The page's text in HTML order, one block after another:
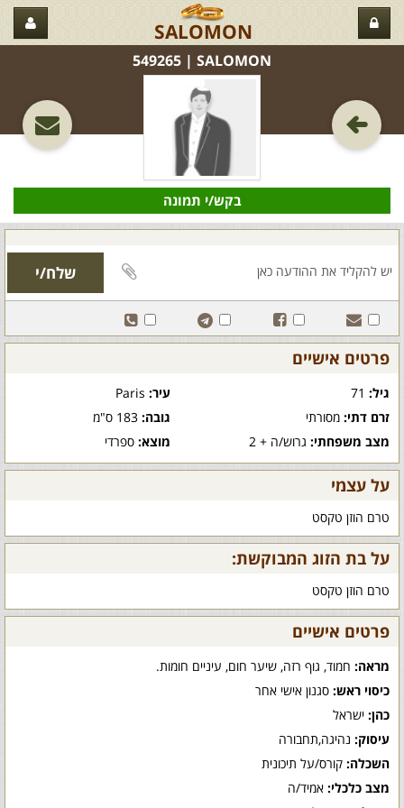
SALOMON
SALOMON‏ | 549265
בקש/י תמונה
פרטים אישיים
גיל: עיר:Paris
זרם דתי: מסורתי גובה:183 ס"מ
מצב משפחתי: גרוש/ה + 2 מוצא:ספרדי
על עצמי
טרם הוזן טקסט
על בת הזוג המבוקשת:
טרם הוזן טקסט
פרטים אישיים
מראה: חמוד, גוף רזה, שיער חום, עיניים חומות.
כיסוי ראש: סגנון אישי אחר
כהן: ישראל
עיסוק: נהיגה,תחבורה
השכלה: קורס/על תיכונית
מצב כלכלי: אמיד/ה